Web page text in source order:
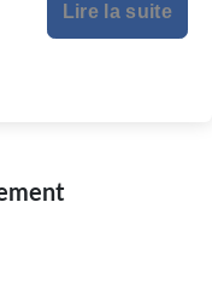
Lire la suite